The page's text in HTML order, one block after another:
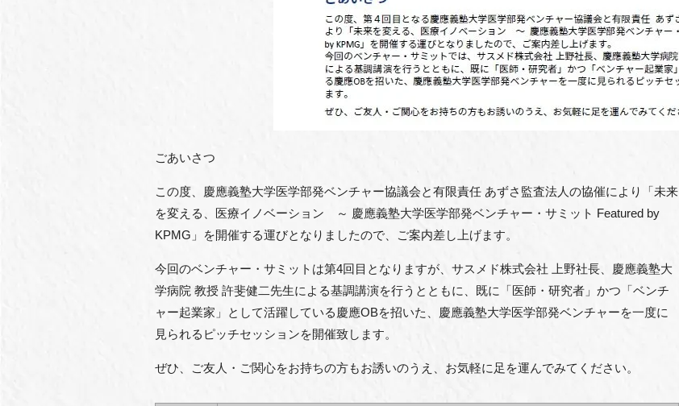
ごあいさつ
この度、慶應義塾大学医学部発ベンチャー協議会と有限責任 あずさ監査法人の協催により「未来
を変える、医療イノベーション ～ 慶應義塾大学医学部発ベンチャー・サミット Featured by
KPMG」を開催する運びとなりましたので、ご案内差し上げます。
今回のベンチャー・サミットは第4回目となりますが、サスメド株式会社 上野社長、慶應義塾大
学病院 教授 許斐健二先生による基調講演を行うとともに、既に「医師・研究者」かつ「ベンチ
ャー起業家」として活躍している慶應OBを招いた、慶應義塾大学医学部発ベンチャーを一度に
見られるピッチセッションを開催致します。
ぜひ、ご友人・ご関心をお持ちの方もお誘いのうえ、お気軽に足を運んでみてください。